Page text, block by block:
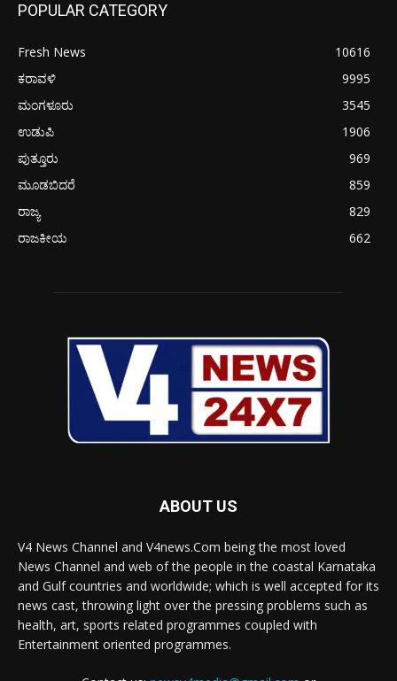
POPULAR CATEGORY
Fresh News
10616
ಕರಾವಳಿ
9995
ಮಂಗಳೂರು
3545
ಉಡುಪಿ
1906
ಪುತ್ತೂರು
969
ಮೂಡಬಿದರೆ
859
ರಾಜ್ಯ
829
ರಾಜಕೀಯ
662
ABOUT US
V4 News Channel and V4news.Com being the most loved
News Channel and web of the people in the coastal Karnataka
and Gulf countries and worldwide; which is well accepted for its
news cast, throwing light over the pressing problems such as
health, art, sports related programmes coupled with
Entertainment oriented programmes.